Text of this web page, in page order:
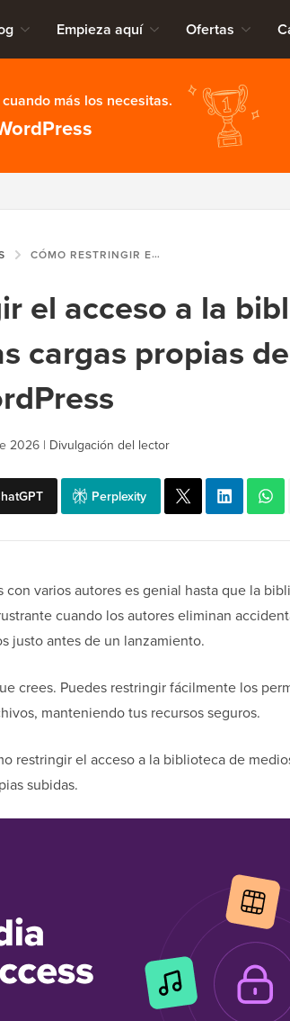
Empieza aquí Ofertas
más los necesitas.
CÓMO RESTRINGIR EL ACCESO A LA BIBLIOTECA DE MEDIOS A LAS CARGAS PROPIAS DEL USUARIO EN WORDPRESS
el acceso a la
cargas propias
2026 | Divulgación del lector
Perplexity
con varios autores es genial hasta que la
cuando los autores eliminan
justo antes de un lanzamiento.
crees. Puedes restringir fácilmente los
manteniendo tus recursos seguros.
restringir el acceso a la biblioteca de
subidas.